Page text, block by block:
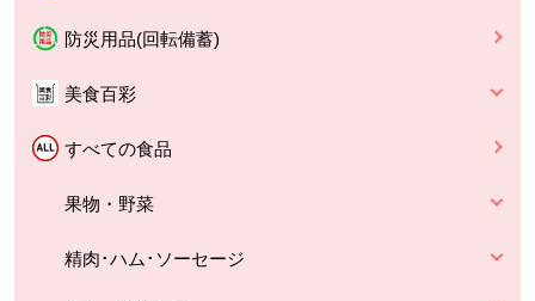
防災用品(回転備蓄)
美食百彩
すべての食品
果物・野菜
精肉･ハム･ソーセージ